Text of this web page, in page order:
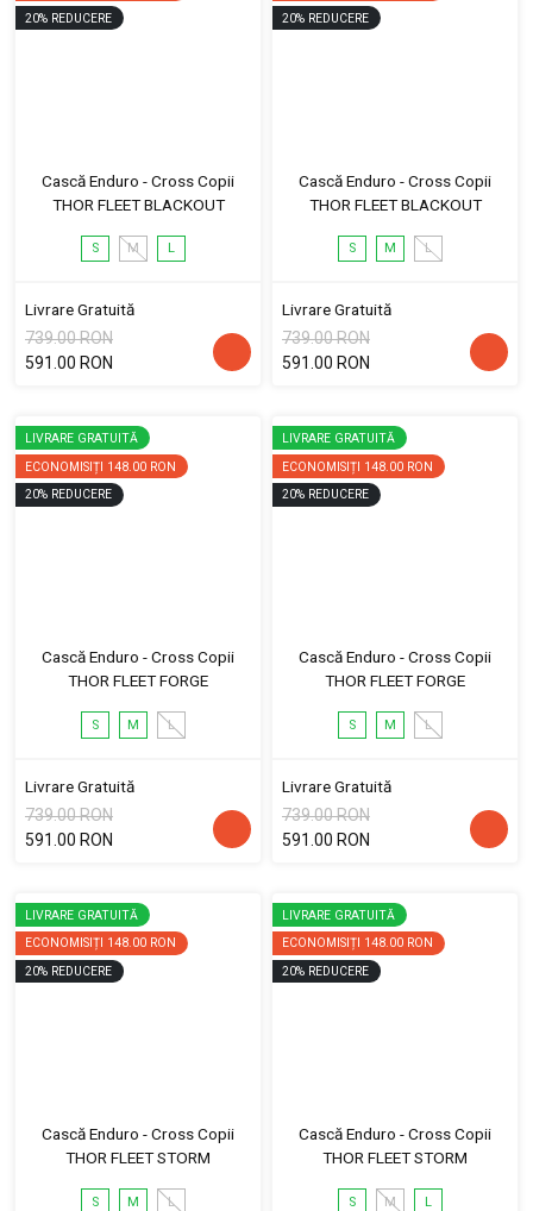
20% REDUCERE
Cască Enduro - Cross Copii
THOR FLEET BLACKOUT
S M L
Livrare Gratuită
739.00 RON
591.00 RON
20% REDUCERE
Cască Enduro - Cross Copii
THOR FLEET BLACKOUT
S M L
Livrare Gratuită
739.00 RON
591.00 RON
LIVRARE GRATUITĂ
ECONOMISIȚI 148.00 RON
20% REDUCERE
Cască Enduro - Cross Copii
THOR FLEET FORGE
S M L
Livrare Gratuită
739.00 RON
591.00 RON
LIVRARE GRATUITĂ
ECONOMISIȚI 148.00 RON
20% REDUCERE
Cască Enduro - Cross Copii
THOR FLEET FORGE
S M L
Livrare Gratuită
739.00 RON
591.00 RON
LIVRARE GRATUITĂ
ECONOMISIȚI 148.00 RON
20% REDUCERE
Cască Enduro - Cross Copii
THOR FLEET STORM
S M L
LIVRARE GRATUITĂ
ECONOMISIȚI 148.00 RON
20% REDUCERE
Cască Enduro - Cross Copii
THOR FLEET STORM
S M L